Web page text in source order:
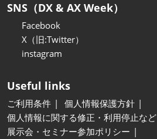
SNS（DX & AX Week）
Facebook
X（旧:Twitter）
instagram
Useful links
ご利用条件
個人情報保護方針
個人情報に関する修正・利用停止など
展示会・セミナー参加ポリシー